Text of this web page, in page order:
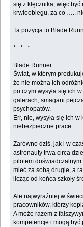
się z klęcznika, więc
krwioobiegu, za co …..
Ta pozycja to Blade
* * *
Blade Runner.
Świat, w którym
że nie można ich
po czym wysyła się ich
galerach, smagani
psychopatów.
Err, nie, wysyła się ich
niebezpieczne prace.
Zarówno dziś, jak i w
astronauty trwa circa
pilotem
mieć za sobą drugie, a
licząc od końca szkoły
Ale najwyraźniej w
pracowników, którzy
A może razem z
kompetencje i mogą